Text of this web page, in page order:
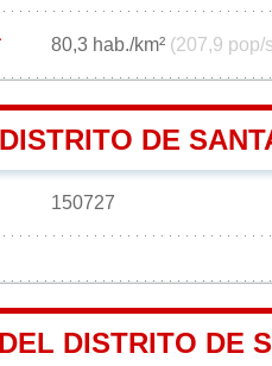
80,3 hab./km² (207,9 pop/
DE
150727
DISTRITO DE